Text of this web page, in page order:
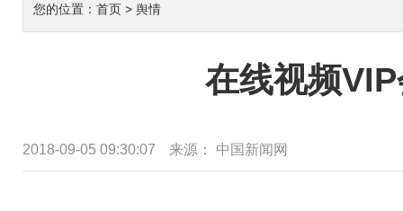
您的位置： 首页 > 舆情
在线视频
2018-09-05 09:30:07 来源： 中国新闻网